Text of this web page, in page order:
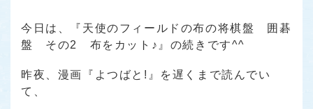
今日は、
『天使のフィールドの布の将棋盤 囲碁
盤 その2 布をカット♪』 の続きです^^
昨夜、漫画 『よつばと!』
を遅くまで読んでい
て、